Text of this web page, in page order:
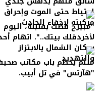
احتياط حتى الموت وإحراق
مركبته لإخفاء الحادث
"مبيرح قضت بقنبلة، اليوم
لأخردقلك بيتك..". اتهام
سكان الشمال يالابتزاز
والتهديد
ملثم يحطم باب مكاتب
"هآرتس" في تل أبيب.